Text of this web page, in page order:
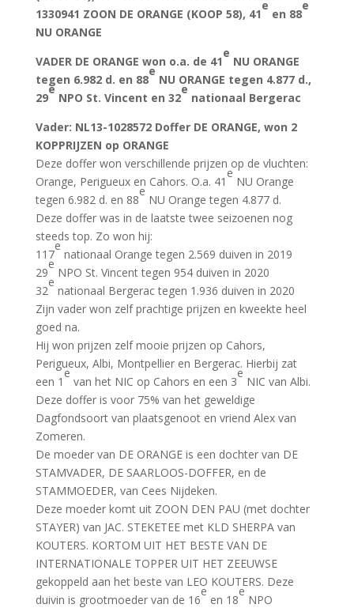
1330941 ZOON DE ORANGE (KOOP 58), 41
e
en 88
e
NU ORANGE
VADER DE ORANGE won o.a. de 41
e
NU ORANGE
tegen 6.982 d. en 88
e
NU ORANGE tegen 4.877 d.,
29
e
NPO St. Vincent en 32
e
nationaal Bergerac
Vader: NL13-1028572 Doffer DE ORANGE, won 2
KOPPRIJZEN op ORANGE
Deze doffer won verschillende prijzen op de vluchten:
Orange, Perigueux en Cahors. O.a. 41
e
NU Orange
tegen 6.982 d. en 88
e
NU Orange tegen 4.877 d.
Deze doffer was in de laatste twee seizoenen nog
steeds top. Zo won hij:
117
e
nationaal Orange tegen 2.569 duiven in 2019
29
e
NPO St. Vincent tegen 954 duiven in 2020
32
e
nationaal Bergerac tegen 1.936 duiven in 2020
Zijn vader won zelf prachtige prijzen en kweekte heel
goed na.
Hij won prijzen zelf mooie prijzen op Cahors,
Perigueux, Albi, Montpellier en Bergerac. Hierbij zat
een 1
e
van het NIC op Cahors en een 3
e
NIC van Albi.
Deze doffer is voor 75% van het geweldige
Dagfondsoort van plaatsgenoot en vriend Alex van
Zomeren.
De moeder van DE ORANGE is een dochter van DE
STAMVADER, DE SAARLOOS-DOFFER, en de
STAMMOEDER, van Cees Nijdeken.
Deze moeder komt uit ZOON DEN PAU (met dochter
STAYER) van JAC. STEKETEE met KLD SHERPA van
KOUTERS. KORTOM UIT HET BESTE VAN DE
INTERNATIONALE TOPPER UIT HET ZEEUWSE
gekoppeld aan het beste van LEO KOUTERS. Deze
duivin is grootmoeder van de 16
e
en 18
e
NPO